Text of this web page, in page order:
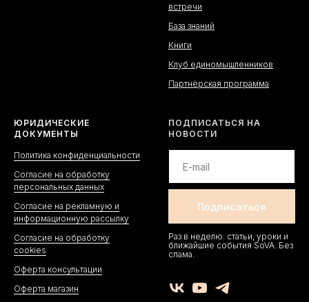
встречи
База знаний
Книги
Клуб единомышленников
Партнёрская программа
ЮРИДИЧЕСКИЕ
ДОКУМЕНТЫ
Политика конфиденциальности
Согласие на обработку
персональных данных
Согласие на рекламную и
информационную рассылку
Согласие на обработку
cookies
Оферта консультации
Оферта магазин
ПОДПИСАТЬСЯ НА
НОВОСТИ
Раз в неделю: статьи, уроки и
ближайшие события SoVA. Без
спама.